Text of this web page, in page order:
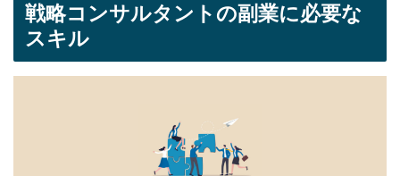
戦略コンサルタントの副業に必要な
スキル